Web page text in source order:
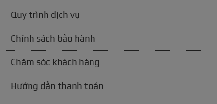
Quy trình dịch vụ
Chính sách bảo hành
Chăm sóc khách hàng
Hướng dẫn thanh toán